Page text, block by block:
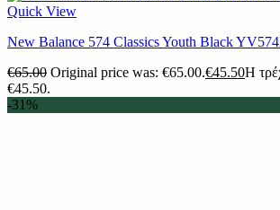
Quick View
New Balance 574 Classics Youth Black
€65.00 Original price was: €65.00.€45.50Η
€45.50.
-31%